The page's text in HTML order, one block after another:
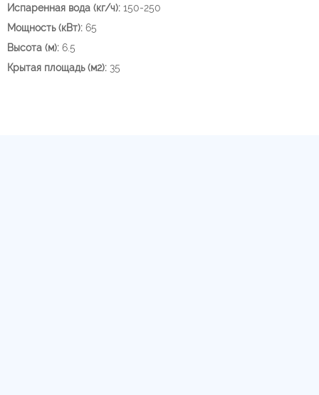
Испаренная вода (кг/ч): 150-250
Мощность (кВт): 65
Высота (м): 6.5
Крытая площадь (м2): 35